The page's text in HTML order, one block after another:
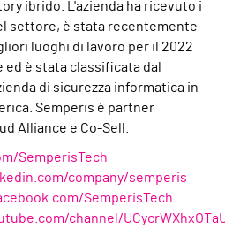
ibrido. L'azienda ha ricevuto i
settore, è stata recentemente
luoghi di lavoro per il 2022
ed è stata classificata dal
di sicurezza informatica in
Semperis è partner
Alliance e Co-Sell.
SemperisTech
company/semperis
SemperisTech
channel/